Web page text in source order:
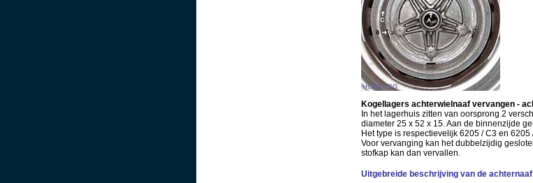
Kogellagers achterwielnaaf vervangen -
In het lagerhuis zitten van oorsprong 2
diameter 25 x 52 x 15. Aan de binnenzijde
Het type is respectievelijk 6205 / C3 en 6205
Voor vervanging kan het dubbelzijdig
stofkap kan dan vervallen.
Uitgebreide beschrijving van de